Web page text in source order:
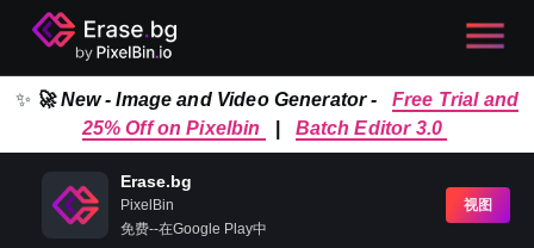
✨ 🚀 New - Image and Video Generator -
Free Trial and
25% Off on Pixelbin
Batch Editor 3.0
Erase.bg
PixelBin
免费--在Google Play中
视图